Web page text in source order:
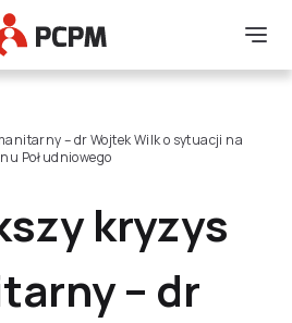
Główne Logo
– dr Wojtek Wilk o sytuacji na
Południowego
kryzys
– dr